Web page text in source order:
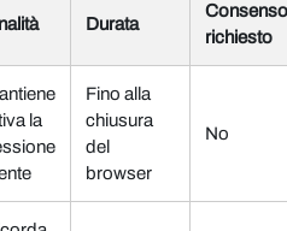
Durata
Consenso
richiesto
la
Fino alla
chiusura
del
browser
No